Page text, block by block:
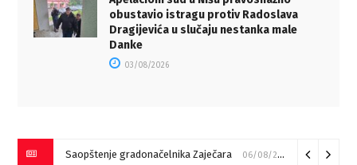
obustavio istragu protiv Radoslava
Dragijevića u slučaju nestanka male
Danke
03/08/2026
Saopštenje gradonačelnika Zaječara 06/08/2026